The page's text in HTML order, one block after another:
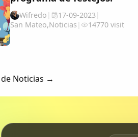
a visitantes de todas partes para
vivir una experiencia única e...
Wifredo | 17-09-2023|
San Mateo,Noticias | 14770 visit
Noticias →